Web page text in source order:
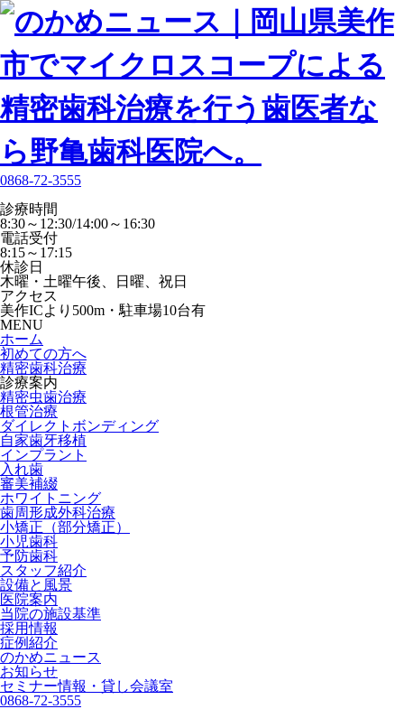
0868-72-3555
診療時間
8:30～12:30/14:00～16:30
電話受付
8:15～17:15
休診日
木曜・土曜午後、日曜、祝日
アクセス
美作ICより500m・駐車場10台有
MENU
ホーム
初めての方へ
精密歯科治療
診療案内
精密虫歯治療
根管治療
ダイレクトボンディング
自家歯牙移植
インプラント
入れ歯
審美補綴
ホワイトニング
歯周形成外科治療
小矯正（部分矯正）
小児歯科
予防歯科
スタッフ紹介
設備と風景
医院案内
当院の施設基準
採用情報
症例紹介
のかめニュース
お知らせ
セミナー情報・貸し会議室
0868-72-3555